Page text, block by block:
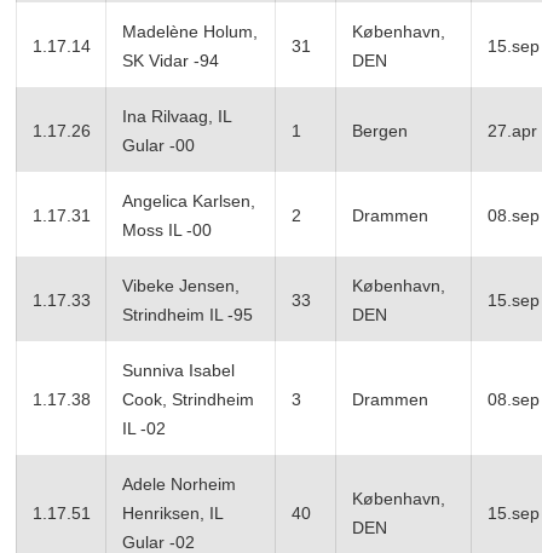
1.17.14
Madelène Holum,
SK Vidar -94
31
København,
DEN
15.sep
1.17.26
Ina Rilvaag, IL
Gular -00
1 Bergen 27.apr
1.17.31
Angelica Karlsen,
Moss IL -00
2 Drammen 08.sep
1.17.33
Vibeke Jensen,
Strindheim IL -95
33
København,
DEN
15.sep
1.17.38
Sunniva Isabel
Cook, Strindheim
IL -02
3 Drammen 08.sep
1.17.51
Adele Norheim
Henriksen, IL
Gular -02
40
København,
DEN
15.sep